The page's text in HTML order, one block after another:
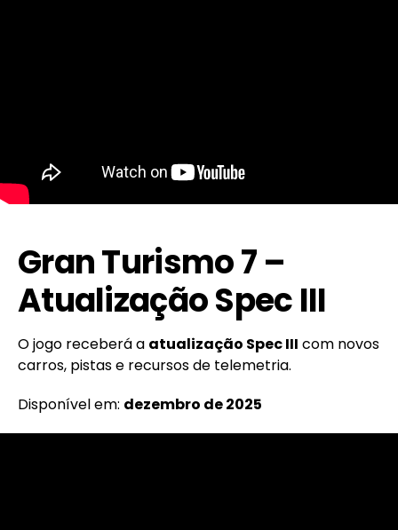
Gran Turismo 7 –
Atualização Spec III
O jogo receberá a atualização Spec III com novos
carros, pistas e recursos de telemetria.
Disponível em: dezembro de 2025